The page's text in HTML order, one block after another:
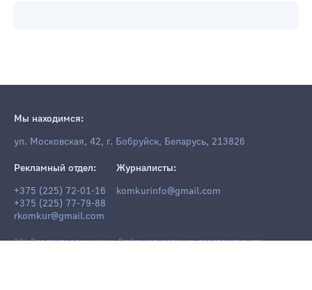
Мы находимся:
ул. Московская, 42, г. Бобруйск, Беларусь, 213826
Рекламный отдел:
+375 (225) 72-01-16
+375 (225) 77-79-88
rkomkur@gmail.com
Журналисты:
komkurinfo@gmail.com
18+ Все права защищены. Любое копирование, перепечатка или